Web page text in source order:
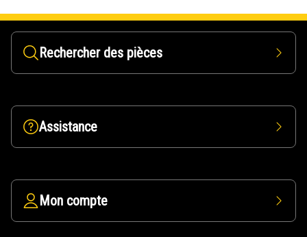
Rechercher des pièces
Assistance
Mon compte